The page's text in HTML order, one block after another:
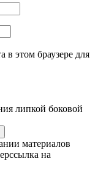
в этом браузере для
липкой боковой
материалов
на